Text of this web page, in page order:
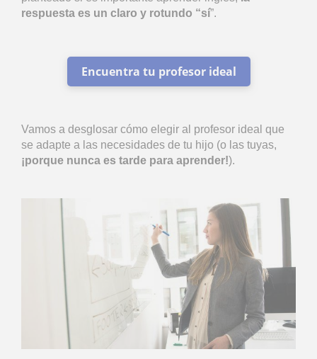
respuesta es un claro y rotundo “sí”.
Encuentra tu profesor ideal
Vamos a desglosar cómo elegir al profesor ideal que
se adapte a las necesidades de tu hijo (o las tuyas,
¡porque nunca es tarde para aprender!).